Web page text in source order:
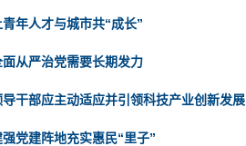
青年人才与城市共“成长”
面从严治党需要长期发力
导干部应主动适应并引领科技产业创新发展
强党建阵地充实惠民“里子”